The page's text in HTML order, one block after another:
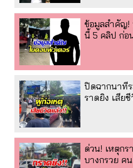
ข้อมูลสำคัญ!
นี้ 5 คลิป ก่อ
ปิดฉากนาที
ราดยิง เสีย
ด่วน! เหตุกร
บางกรวย ค